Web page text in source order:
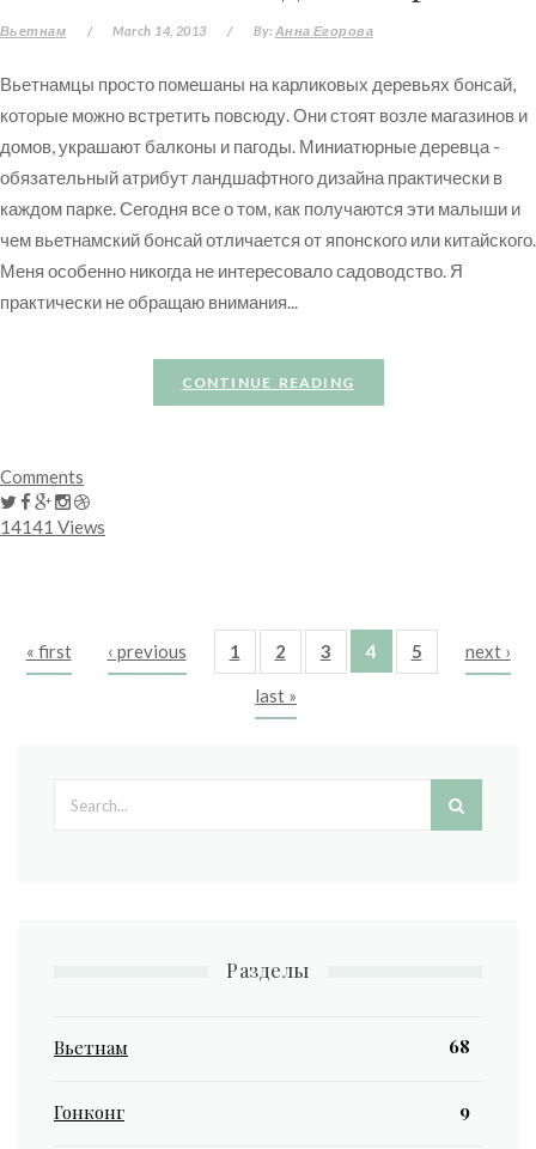
Вьетнам / March 14, 2013 / By: Анна Егорова
Вьетнамцы просто помешаны на карликовых деревьях бонсай,
которые можно встретить повсюду. Они стоят возле магазинов и
домов, украшают балконы и пагоды. Миниатюрные деревца -
обязательный атрибут ландшафтного дизайна практически в
каждом парке. Сегодня все о том, как получаются эти малыши и
чем вьетнамский бонсай отличается от японского или китайского.
Меня особенно никогда не интересовало садоводство. Я
практически не обращаю внимания...
CONTINUE READING
Comments
14141 Views
Pages
« first ‹ previous 1 2 3 4 5 next ›
last »
Разделы
Вьетнам 68
Гонконг 9